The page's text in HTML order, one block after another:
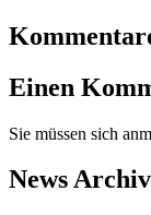
Einen
Sie müssen sich
News Archiv